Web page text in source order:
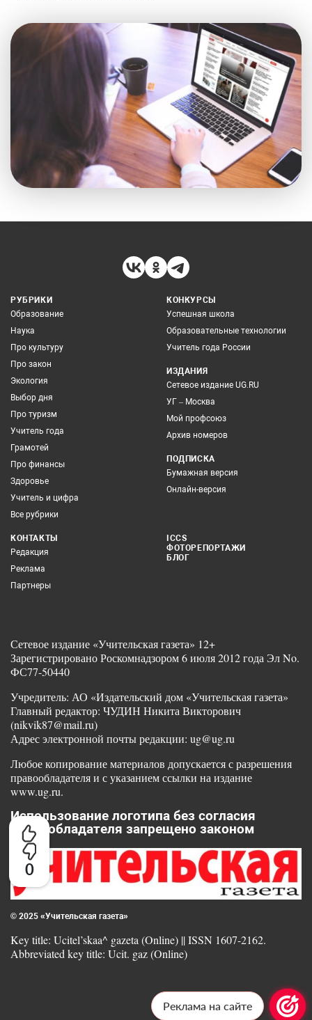
0
РУБРИКИ
Образование
Наука
Про культуру
Про закон
Экология
Выбор дня
Про туризм
Учитель года
Грамотей
Про финансы
Здоровье
Учитель и цифра
Все рубрики
КОНКУРСЫ
Успешная школа
Образовательные технологии
Учитель года России
ИЗДАНИЯ
Сетевое издание UG.RU
УГ – Москва
Мой профсоюз
Архив номеров
ПОДПИСКА
Бумажная версия
Онлайн-версия
КОНТАКТЫ
Редакция
Реклама
Партнеры
ICCS
ФОТОРЕПОРТАЖИ
БЛОГ
Сетевое издание «Учительская газета» 12+
Зарегистрировано Роскомнадзором 6 июля 2012 года Эл No.
ФС77-50440
Учредитель: АО «Издательский дом «Учительская газета»
Главный редактор: ЧУДИН Никита Викторович
(nikvik87@mail.ru)
Адрес электронной почты редакции: ug@ug.ru
Любое копирование материалов допускается с разрешения
правообладателя и с указанием ссылки на издание
www.ug.ru.
Использование логотипа без согласия
правообладателя запрещено законом
© 2025 «Учительская газета»
Key title: Ucitel’skaa^ gazeta (Online) || ISSN 1607-2162.
Abbreviated key title: Ucit. gaz (Online)
Реклама на сайте